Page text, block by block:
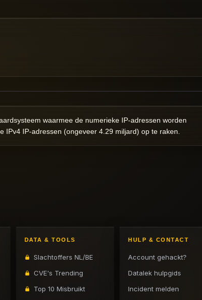
waarmee de numerieke IP-adressen worden
IP-adressen (ongeveer 4.29 miljard) op te raken.
DATA & TOOLS
Slachtoffers NL/BE
CVE's Trending
Top 10 Misbruikt
HULP & CONTACT
Account gehackt?
Datalek hulpgids
Incident melden